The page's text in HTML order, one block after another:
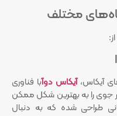
مختلف
آیکاس،آیکاس دوآبا فناوری
جوی را به بهترین شکل ممکن
طراحی شده که به دنبال